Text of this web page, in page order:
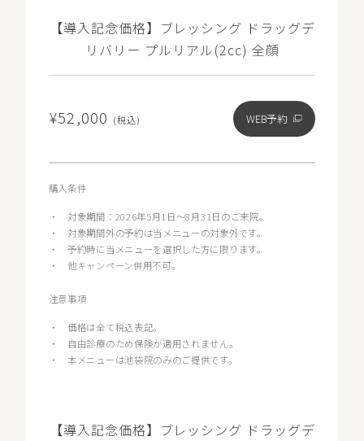
【導入記念価格】ブレッシング ドラッグデ
リバリー プルリアル(2cc) 全顔
¥52,000 (税込) WEB予約
購入条件
・ 対象期間：2026年5月1日〜8月31日のご来院。
・ 対象期間外の予約は当メニューの対象外です。
・予約時に当メニューを選択した方に限ります。
・他キャンペーン併用不可。
注意事項
・価格は全て税込表記。
・
自由診療のため保険が適用されません。
・本メニューは池袋院のみのご提供です。
【導入記念価格】ブレッシング ドラッグデ